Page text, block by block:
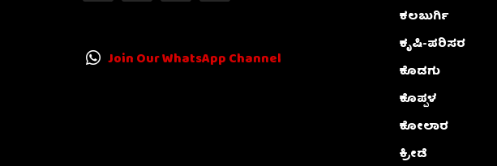
Join Our WhatsApp Channel
ಕಲಬುರ್ಗಿ
ಕೃಷಿ-ಪರಿಸರ
ಕೊಡಗು
ಕೊಪ್ಪಳ
ಕೋಲಾರ
ಕ್ರೀಡೆ